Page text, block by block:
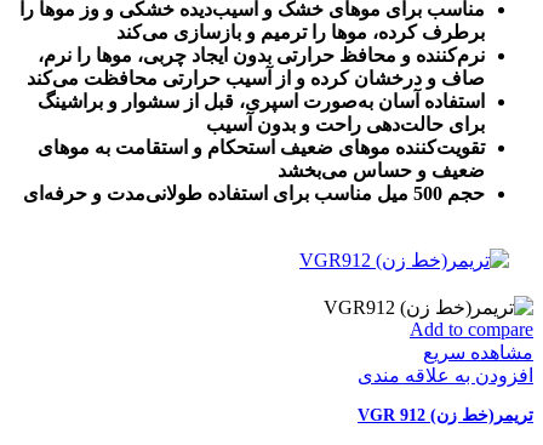
مناسب برای موهای خشک و آسیب‌دیده خشکی و وز موها را
برطرف کرده، موها را ترمیم و بازسازی می‌کند
نرم‌کننده و محافظ حرارتی بدون ایجاد چربی، موها را نرم،
صاف و درخشان کرده و از آسیب حرارتی محافظت می‌کند
استفاده آسان به‌صورت اسپری، قبل از سشوار و براشینگ
برای حالت‌دهی راحت و بدون آسیب
تقویت‌کننده موهای ضعیف استحکام و استقامت به موهای
ضعیف و حساس می‌بخشد
حجم 500 میل مناسب برای استفاده طولانی‌مدت و حرفه‌ای
Add to compare
مشاهده سریع
افزودن به علاقه مندی
تریمر(خط زن) VGR 912